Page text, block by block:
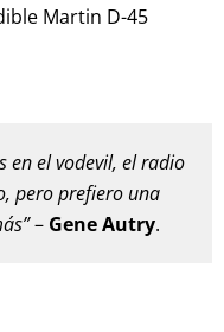
Martin D-45
en el vodevil, el radio
pero prefiero una
– Gene Autry.